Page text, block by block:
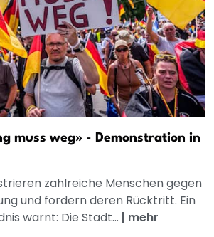
muss weg» - Demonstration in
zahlreiche Menschen gegen
und fordern deren Rücktritt. Ein
warnt: Die Stadt... | mehr